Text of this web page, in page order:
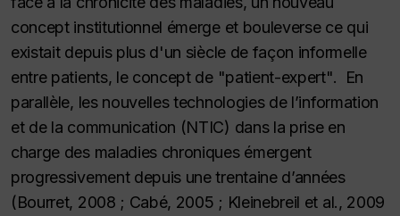
concept institutionnel émerge et bouleverse ce qui
existait depuis plus d'un siècle de façon informelle
entre patients, le concept de "patient-expert". En
parallèle, les nouvelles technologies de l’information
et de la communication (NTIC) dans la prise en
charge des maladies chroniques émergent
progressivement depuis une trentaine d’années
(Bourret, 2008 ; Cabé, 2005 ; Kleinebreil et al., 2009